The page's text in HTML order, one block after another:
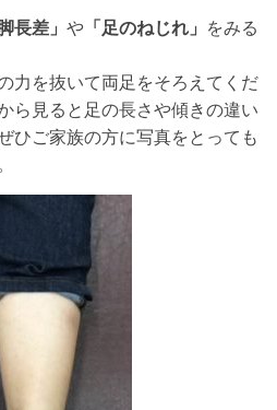
長差」 や 「足のねじれ」 をみる
力を抜いて両足をそろえてくだ
ら見ると足の長さや傾きの違い
ひご家族の方に写真をとっても